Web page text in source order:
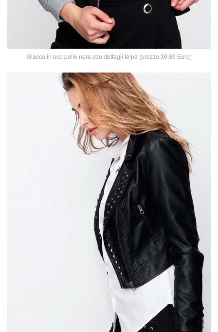
Giacca in eco pelle nera con dettagli felpa (prezzo 39,99 Euro)